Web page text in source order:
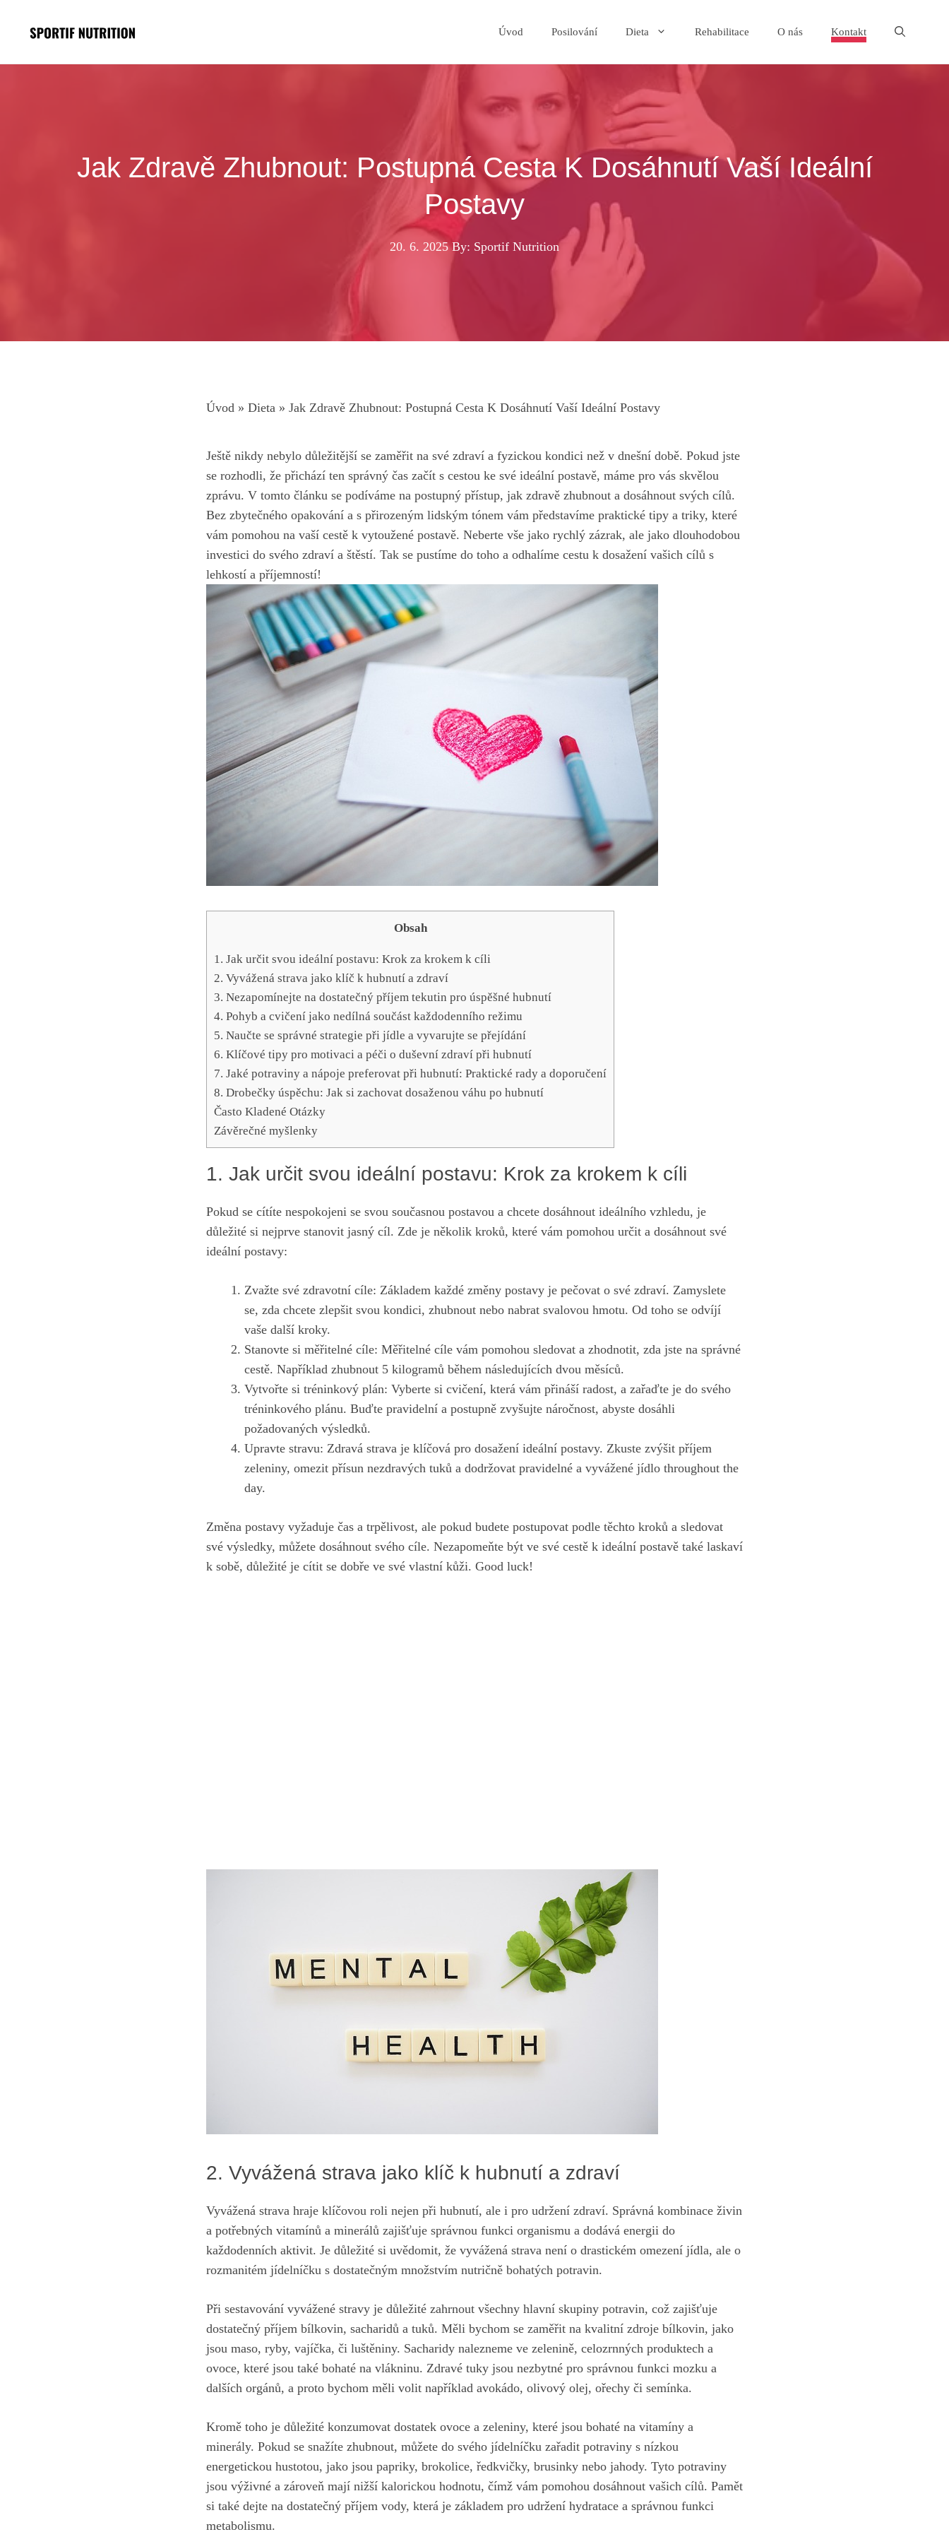
Úvod Posilování Dieta Rehabilitace O nás Kontakt
Jak Zdravě Zhubnout: Postupná Cesta K Dosáhnutí Vaší Ideální
Postavy
20. 6. 2025 By: Sportif Nutrition
Úvod » Dieta » Jak Zdravě Zhubnout: Postupná Cesta K Dosáhnutí Vaší Ideální Postavy
Ještě nikdy nebylo důležitější se zaměřit na své zdraví a fyzickou kondici než v dnešní době. Pokud jste
se rozhodli, že přichází ten správný čas začít s cestou ke své ideální postavě, máme pro vás skvělou
zprávu. V tomto článku se podíváme na postupný přístup, jak zdravě zhubnout a dosáhnout svých cílů.
Bez zbytečného opakování a s přirozeným lidským tónem vám představíme praktické tipy a triky, které
vám pomohou na vaší cestě k vytoužené postavě. Neberte vše jako rychlý zázrak, ale jako dlouhodobou
investici do svého zdraví a štěstí. Tak se pustíme do toho a odhalíme cestu k dosažení vašich cílů s
lehkostí a příjemností!
Obsah
1. Jak určit svou ideální postavu: Krok za krokem k cíli
2. Vyvážená strava jako klíč k hubnutí a zdraví
3. Nezapomínejte na dostatečný příjem tekutin pro úspěšné hubnutí
4. Pohyb a cvičení jako nedílná součást každodenního režimu
5. Naučte se správné strategie při jídle a vyvarujte se přejídání
6. Klíčové tipy pro motivaci a péči o duševní zdraví při hubnutí
7. Jaké potraviny a nápoje preferovat při hubnutí: Praktické rady a doporučení
8. Drobečky úspěchu: Jak si zachovat dosaženou váhu po hubnutí
Často Kladené Otázky
Závěrečné myšlenky
1. Jak určit svou ideální postavu: Krok za krokem k cíli
Pokud se cítíte nespokojeni se svou současnou postavou a chcete dosáhnout ideálního vzhledu, je
důležité si nejprve stanovit jasný cíl. Zde je několik kroků, které vám pomohou určit a dosáhnout své
ideální postavy:
Zvažte své zdravotní cíle: Základem každé změny postavy je pečovat o své zdraví. Zamyslete
se, zda chcete zlepšit svou kondici, zhubnout nebo nabrat svalovou hmotu. Od toho se odvíjí
vaše další kroky.
Stanovte si měřitelné cíle: Měřitelné cíle vám pomohou sledovat a zhodnotit, zda jste na správné
cestě. Například zhubnout 5 kilogramů během následujících dvou měsíců.
Vytvořte si tréninkový plán: Vyberte si cvičení, která vám přináší radost, a zařaďte je do svého
tréninkového plánu. Buďte pravidelní a postupně zvyšujte náročnost, abyste dosáhli
požadovaných výsledků.
Upravte stravu: Zdravá strava je klíčová pro dosažení ideální postavy. Zkuste zvýšit příjem
zeleniny, omezit přísun nezdravých tuků a dodržovat pravidelné a vyvážené jídlo throughout the
day.
Změna postavy vyžaduje čas a trpělivost, ale pokud budete postupovat podle těchto kroků a sledovat
své výsledky, můžete dosáhnout svého cíle. Nezapomeňte být ve své cestě k ideální postavě také laskaví
k sobě, důležité je cítit se dobře ve své vlastní kůži. Good luck!
2. Vyvážená strava jako klíč k hubnutí a zdraví
Vyvážená strava hraje klíčovou roli nejen při hubnutí, ale i pro udržení zdraví. Správná kombinace živin
a potřebných vitamínů a minerálů zajišťuje správnou funkci organismu a dodává energii do
každodenních aktivit. Je důležité si uvědomit, že vyvážená strava není o drastickém omezení jídla, ale o
rozmanitém jídelníčku s dostatečným množstvím nutričně bohatých potravin.
Při sestavování vyvážené stravy je důležité zahrnout všechny hlavní skupiny potravin, což zajišťuje
dostatečný příjem bílkovin, sacharidů a tuků. Měli bychom se zaměřit na kvalitní zdroje bílkovin, jako
jsou maso, ryby, vajíčka, či luštěniny. Sacharidy nalezneme ve zelenině, celozrnných produktech a
ovoce, které jsou také bohaté na vlákninu. Zdravé tuky jsou nezbytné pro správnou funkci mozku a
dalších orgánů, a proto bychom měli volit například avokádo, olivový olej, ořechy či semínka.
Kromě toho je důležité konzumovat dostatek ovoce a zeleniny, které jsou bohaté na vitamíny a
minerály. Pokud se snažíte zhubnout, můžete do svého jídelníčku zařadit potraviny s nízkou
energetickou hustotou, jako jsou papriky, brokolice, ředkvičky, brusinky nebo jahody. Tyto potraviny
jsou výživné a zároveň mají nižší kalorickou hodnotu, čímž vám pomohou dosáhnout vašich cílů. Pamět
si také dejte na dostatečný příjem vody, která je základem pro udržení hydratace a správnou funkci
metabolismu.